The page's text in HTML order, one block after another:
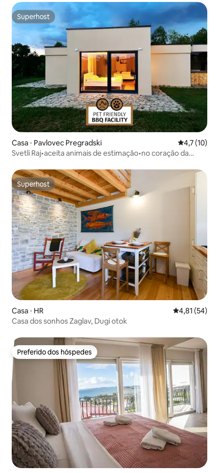
Superhost
Superhost
Casa ⋅ Pavlovec Pregradski 4,7 de uma
4,7 (10)
Svetli Raj•aceita animais de estimação•no coração da
Superhost
Superhost
Casa ⋅ HR 4,81 de uma
4,81 (54)
Casa dos sonhos Zaglav, Dugi otok
Preferido dos hóspedes
Preferido dos hóspedes